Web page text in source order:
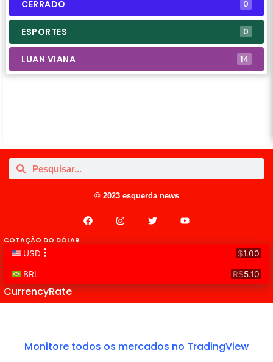
CERRADO 0
ESPORTES 0
LUAN VIANA 14
© 2023 esquerda news
COTAÇÃO DO DÓLAR
CurrencyRate
Monitore todos os mercados no TradingView